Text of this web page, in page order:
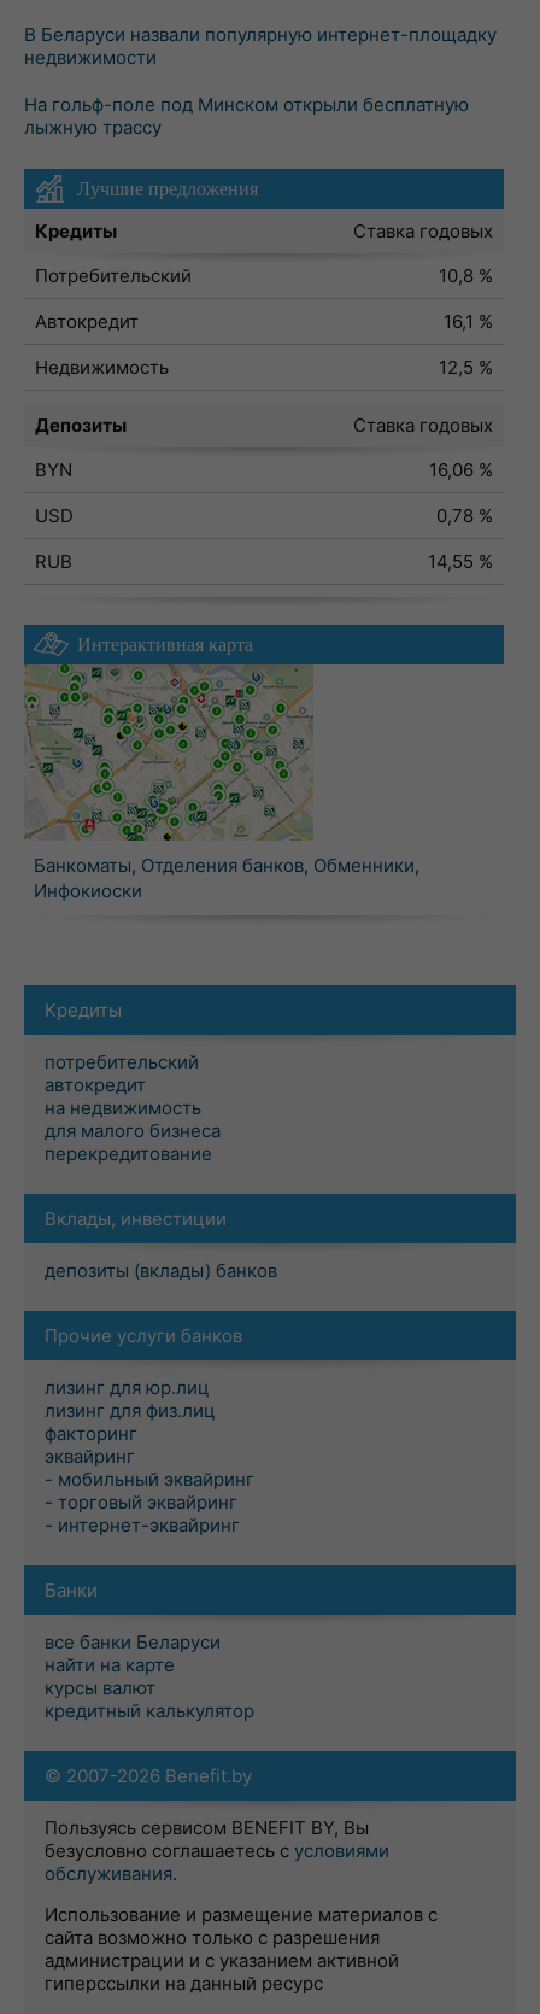
В Беларуси назвали популярную интернет-площадку
недвижимости
На гольф-поле под Минском открыли бесплатную
лыжную трассу
Лучшие предложения
Кредиты
Ставка годовых
Потребительский
10,8 %
Автокредит
16,1 %
Недвижимость
12,5 %
Депозиты
Ставка годовых
BYN
16,06 %
USD
0,78 %
RUB
14,55 %
Интерактивная карта
Банкоматы, Отделения банков, Обменники,
Инфокиоски
Кредиты
потребительский
автокредит
на недвижимость
для малого бизнеса
перекредитование
Вклады, инвестиции
депозиты (вклады) банков
Прочие услуги банков
лизинг для юр.лиц
лизинг для физ.лиц
факторинг
эквайринг
- мобильный эквайринг
- торговый эквайринг
- интернет-эквайринг
Банки
все банки Беларуси
найти на карте
курсы валют
кредитный калькулятор
© 2007-2026 Benefit.by
Пользуясь сервисом BENEFIT BY, Вы
безусловно соглашаетесь с условиями
обслуживания.
Использование и размещение материалов с
сайта возможно только с разрешения
администрации и с указанием активной
гиперссылки на данный ресурс